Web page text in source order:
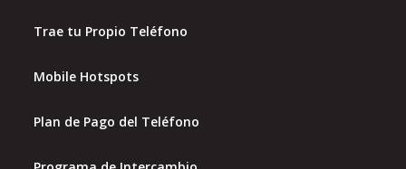
Trae tu Propio Teléfono
Mobile Hotspots
Plan de Pago del Teléfono